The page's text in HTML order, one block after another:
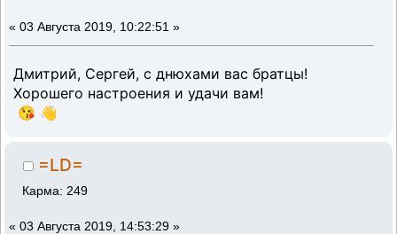
« 03 Августа 2019, 10:22:51 »
Дмитрий, Сергей, с днюхами вас братцы!
Хорошего настроения и удачи вам!
😘 👋
=LD=
Карма: 249
« 03 Августа 2019, 14:53:29 »